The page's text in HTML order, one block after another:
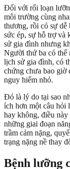
Đối với rối loạn
môi trường cùng
thương, rồi có sự
sức ép, sự hỗ trợ và
sử gia đình nhưng
Người thứ ba có thể
lịch sử gia đình, có
chứng chưa bao giờ
nguy hiểm nhỏ.
Đó là lý do tại sao
ích hơn một câu hỏi
hay không, điều
những giai đoạn
trầm cảm nặng,
trạng nặng nề thay
Bệnh lưỡng